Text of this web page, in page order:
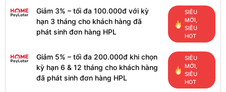
Giảm 3% – tối đa 100.000đ với kỳ
hạn 3 tháng cho khách hàng đã
phát sinh đơn hàng HPL
SIÊU
MỚI,
SIÊU
HOT
Giảm 5% – tối đa 200.000đ khi chọn
kỳ hạn 6 & 12 tháng cho khách hàng
đã phát sinh đơn hàng HPL
SIÊU
MỚI,
SIÊU
HOT